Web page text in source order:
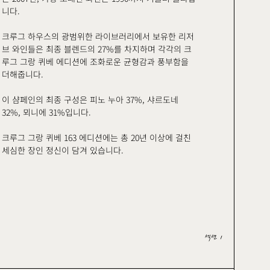
니다.
크루그 하우스의 광범위한 라이브러리에서 보유한 리저
브 와인들은 최종 블렌드의 27%를 차지하며 각각의 크
루그 그랑 퀴베 에디션에 조화로운 균형감과 풍부함을
더해줍니다.
이 샴페인의 최종 구성은 피노 누아 37%, 샤르도네
32%, 뫼니에 31%입니다.
크루그 그랑 퀴베 163 에디션에는 총 20년 이상에 걸친
세심한 장인 정신이 담겨 있습니다.
섹션 1